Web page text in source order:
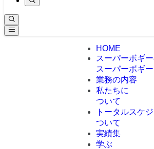
HOME
スーパーボギ
スーパーボギ
業務の内容
私たちに
ついて
トータルスケ
ついて
実績集
学ぶ